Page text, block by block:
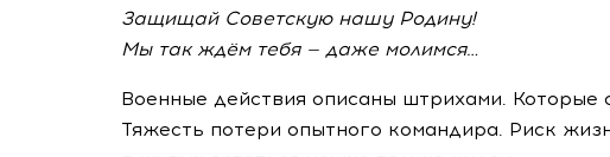
Защищай Советскую нашу Родину!
Мы так ждём тебя — даже молимся…
Военные действия описаны штрихами. Которые
Тяжесть потери опытного командира. Риск